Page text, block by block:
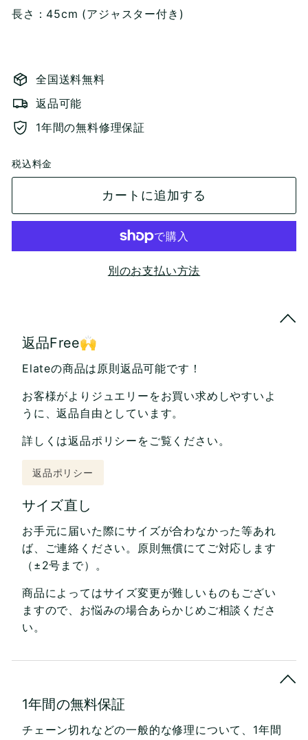
長さ：45cm (アジャスター付き)
全国送料無料
返品可能
1年間の無料修理保証
税込料金
カートに追加する
別のお支払い方法
返品Free🙌
Elateの商品は原則返品可能です！
お客様がよりジュエリーをお買い求めしやすいよ
うに、返品自由としています。
詳しくは返品ポリシーをご覧ください。
返品ポリシー
サイズ直し
お手元に届いた際にサイズが合わなかった等あれ
ば、ご連絡ください。原則無償にてご対応します
（±2号まで）。
商品によってはサイズ変更が難しいものもござい
ますので、お悩みの場合あらかじめご相談くださ
い。
1年間の無料保証
チェーン切れなどの一般的な修理について、1年間